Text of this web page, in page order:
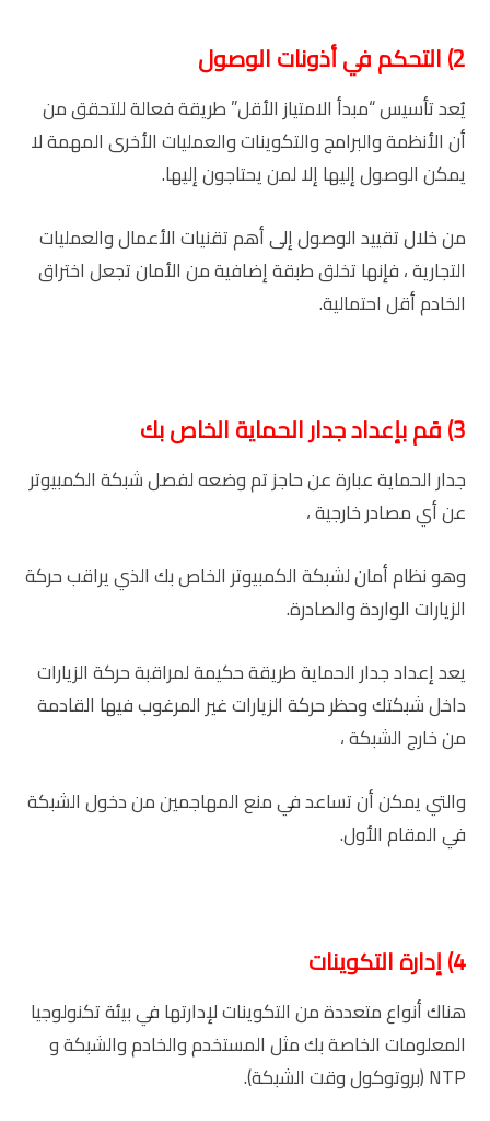
2) التحكم في أذونات الوصول
يُعد تأسيس “مبدأ الامتياز الأقل” طريقة فعالة للتحقق من
أن الأنظمة والبرامج والتكوينات والعمليات الأخرى المهمة لا
يمكن الوصول إليها إلا لمن يحتاجون إليها.
من خلال تقييد الوصول إلى أهم تقنيات الأعمال والعمليات
التجارية ، فإنها تخلق طبقة إضافية من الأمان تجعل اختراق
الخادم أقل احتمالية.
3) قم بإعداد جدار الحماية الخاص بك
جدار الحماية عبارة عن حاجز تم وضعه لفصل شبكة الكمبيوتر
عن أي مصادر خارجية ،
وهو نظام أمان لشبكة الكمبيوتر الخاص بك الذي يراقب حركة
الزيارات الواردة والصادرة.
يعد إعداد جدار الحماية طريقة حكيمة لمراقبة حركة الزيارات
داخل شبكتك وحظر حركة الزيارات غير المرغوب فيها القادمة
من خارج الشبكة ،
والتي يمكن أن تساعد في منع المهاجمين من دخول الشبكة
في المقام الأول.
4) إدارة التكوينات
هناك أنواع متعددة من التكوينات لإدارتها في بيئة تكنولوجيا
المعلومات الخاصة بك مثل المستخدم والخادم والشبكة و
NTP (بروتوكول وقت الشبكة).